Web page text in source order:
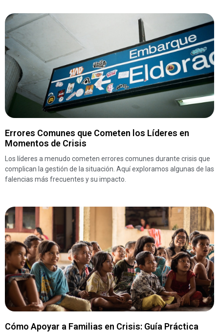
Errores Comunes que Cometen los Líderes en
Momentos de Crisis
Los líderes a menudo cometen errores comunes durante crisis que
complican la gestión de la situación. Aquí exploramos algunas de las
falencias más frecuentes y su impacto.
Cómo Apoyar a Familias en Crisis: Guía Práctica